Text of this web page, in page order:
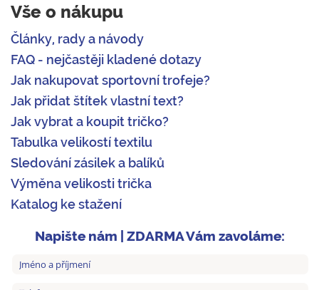
Vše o nákupu
Články, rady a návody
FAQ - nejčastěji kladené dotazy
Jak nakupovat sportovní trofeje?
Jak přidat štítek vlastní text?
Jak vybrat a koupit tričko?
Tabulka velikostí textilu
Sledování zásilek a balíků
Výměna velikosti trička
Katalog ke stažení
Napište nám | ZDARMA Vám zavoláme: